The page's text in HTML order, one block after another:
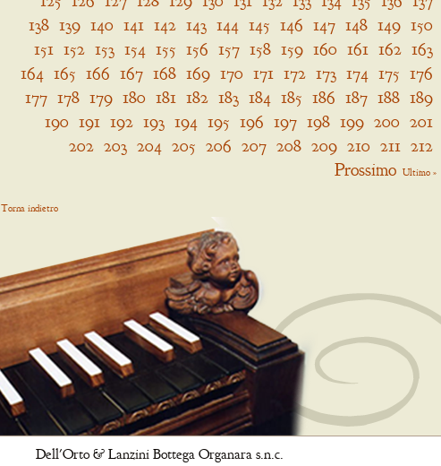
138 139 140 141 142 143 144 145 146 147 148 149 150
151 152 153 154 155 156 157 158 159 160 161 162 163
164 165 166 167 168 169 170 171 172 173 174 175 176
177 178 179 180 181 182 183 184 185 186 187 188 189
190 191 192 193 194 195 196 197 198 199 200 201
202 203 204 205 206 207 208 209 210 211 212
Prossimo Ultimo »
Torna indietro
Dell'Orto & Lanzini Bottega Organara s.n.c.